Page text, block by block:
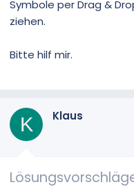
Symbole per Drag &
ziehen.
Bitte hilf mir.
K Klaus